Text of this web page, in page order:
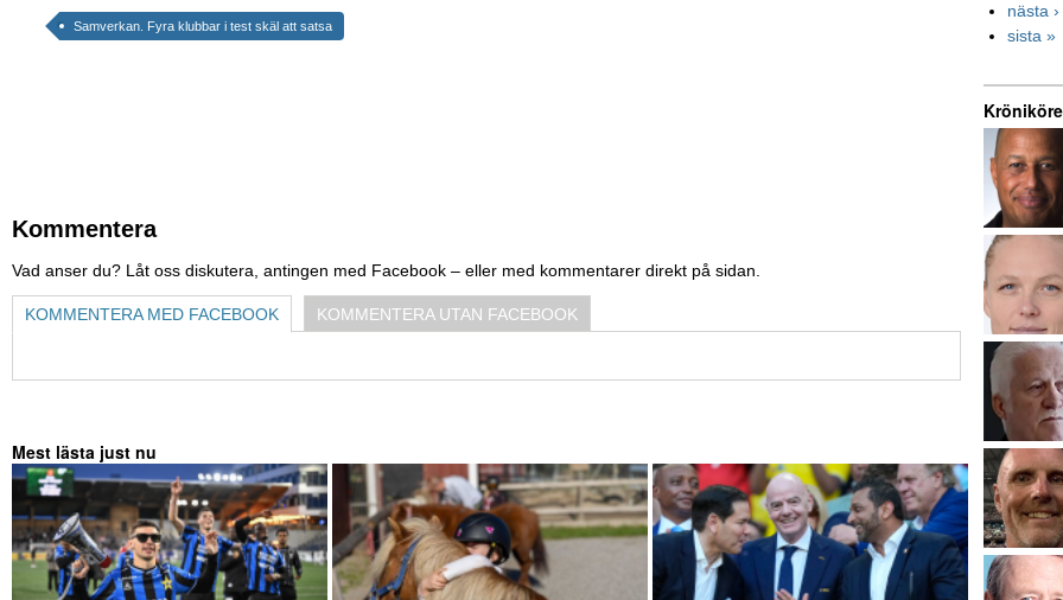
Samverkan. Fyra klubbar i test skäl att satsa
Kommentera
Vad anser du? Låt oss diskutera, antingen med Facebook – eller med kommentarer direkt på sidan.
KOMMENTERA MED FACEBOOK KOMMENTERA UTAN FACEBOOK
Mest lästa just nu
nästa ›
sista »